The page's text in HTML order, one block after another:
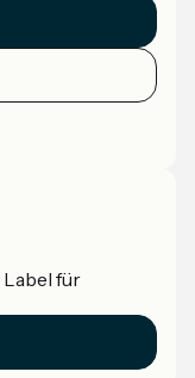
Label für